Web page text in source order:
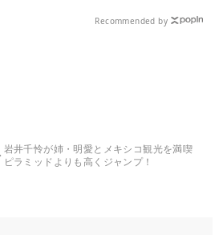
Recommended by
岩井千怜が姉・明愛とメキシコ観光を満喫
ピラミッドよりも高くジャンプ！